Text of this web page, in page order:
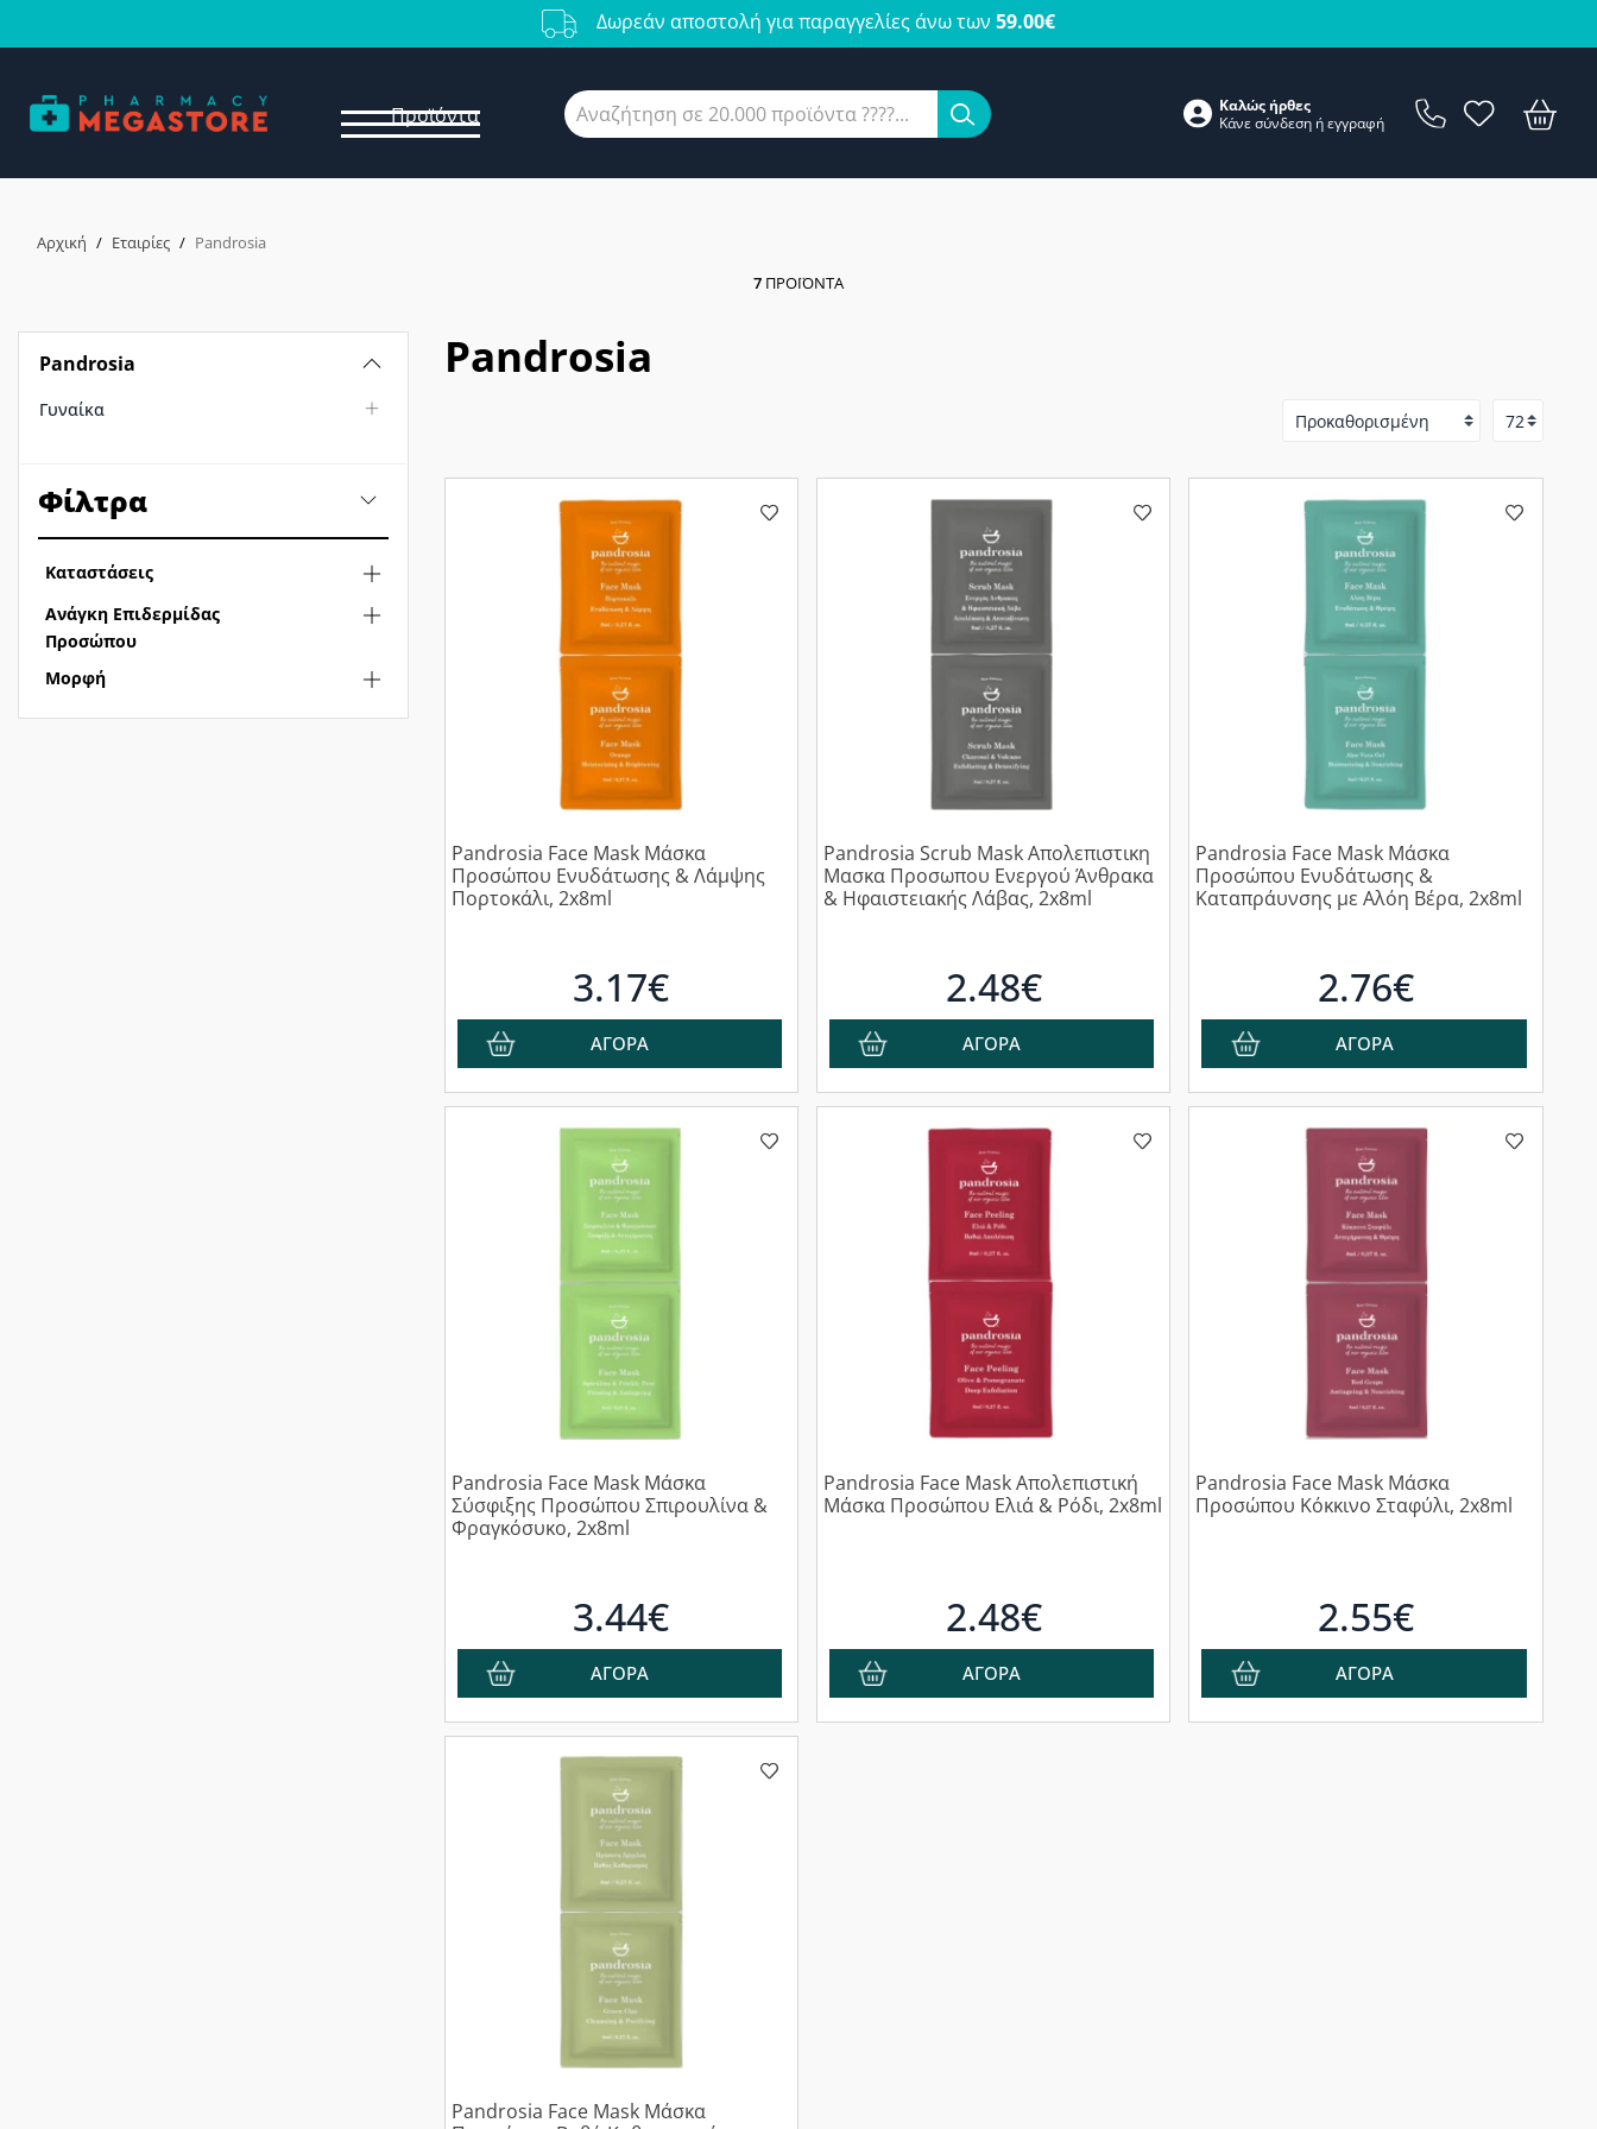
Δωρεάν αποστολή για παραγγελίες άνω των 59.00€
Προϊόντα
Καλώς ήρθες
Κάνεσύνδεση ήεγγραφή
Αρχική / Εταιρίες / Pandrosia
7 ΠΡΟΪΌΝΤΑ
Pandrosia
Γυναίκα
Φίλτρα
Καταστάσεις
Ανάγκη Επιδερμίδας
Προσώπου
Μορφή
Pandrosia
Pandrosia Face Mask Μάσκα
Προσώπου Ενυδάτωσης & Λάμψης
Πορτοκάλι, 2x8ml
3.17€
ΑΓΟΡΑ
Pandrosia Scrub Mask Απολεπιστικη
Μασκα Προσωπου Ενεργού Άνθρακα
& Ηφαιστειακής Λάβας, 2x8ml
2.48€
ΑΓΟΡΑ
Pandrosia Face Mask Μάσκα
Προσώπου Ενυδάτωσης &
Καταπράυνσης με Αλόη Βέρα, 2x8ml
2.76€
ΑΓΟΡΑ
Pandrosia Face Mask Μάσκα
Σύσφιξης Προσώπου Σπιρουλίνα &
Φραγκόσυκο, 2x8ml
3.44€
ΑΓΟΡΑ
Pandrosia Face Mask Απολεπιστική
Μάσκα Προσώπου Ελιά & Ρόδι, 2x8ml
2.48€
ΑΓΟΡΑ
Pandrosia Face Mask Μάσκα
Προσώπου Κόκκινο Σταφύλι, 2x8ml
2.55€
ΑΓΟΡΑ
Pandrosia Face Mask Μάσκα